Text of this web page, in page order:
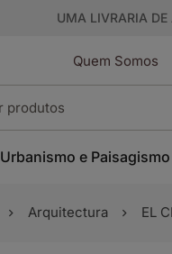
UMA LIVRARIA DE
Quem Somos
Urbanismo e Paisagismo
Arquitectura EL